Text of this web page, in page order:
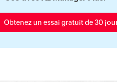
Obtenez un essai gratuit de 30